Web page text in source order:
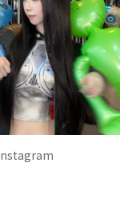
nstagram